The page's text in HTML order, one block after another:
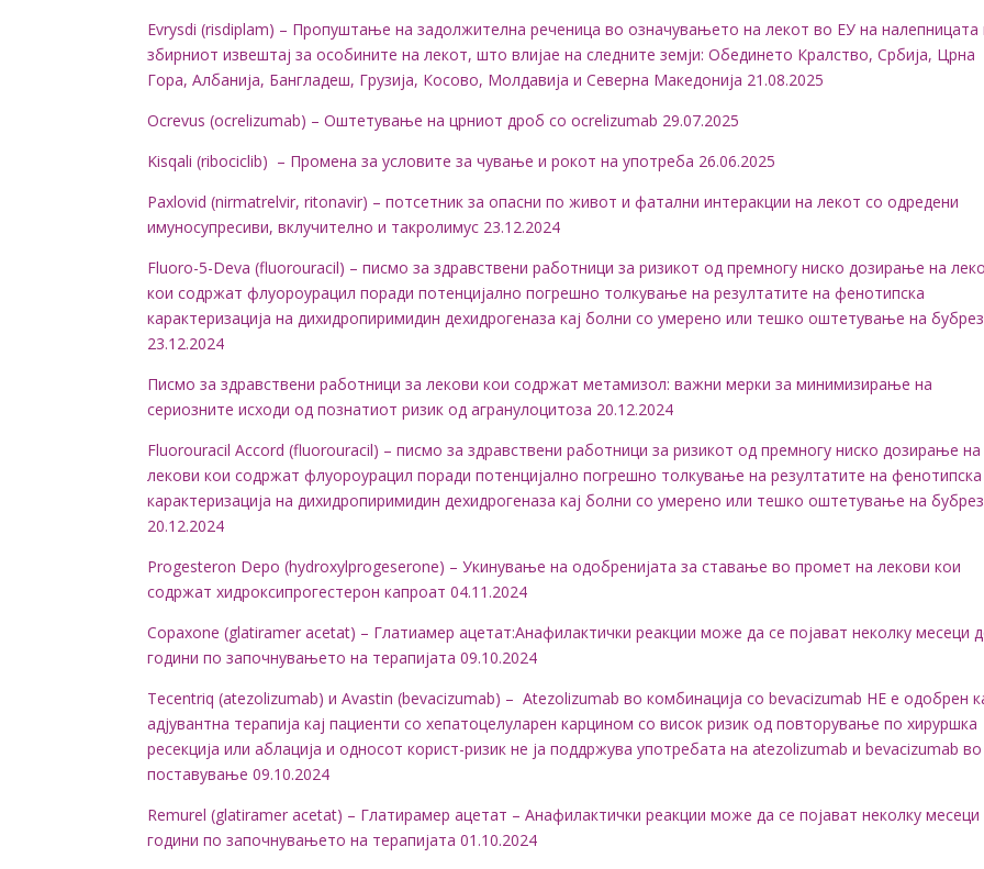
Evrysdi (risdiplam) – Пропуштање на задолжителна реченица во означувањето на лекот во ЕУ на налепницата
збирниот извештај за особините на лекот, што влијае на следните земји: Обединето Кралство, Србија, Црна
Гора, Албанија, Бангладеш, Грузија, Косово, Молдавија и Северна Македонија 21.08.2025
Ocrevus (ocrelizumab) – Оштетување на црниот дроб со ocrelizumab 29.07.2025
Kisqali (ribociclib) – Промена за условите за чување и рокот на употреба 26.06.2025
Paxlovid (nirmatrelvir, ritonavir) – потсетник за опасни по живот и фатални интеракции на лекот со одредени
имуносупресиви, вклучително и такролимус 23.12.2024
Fluoro-5-Deva (fluorouracil) – писмо за здравствени работници за ризикот од премногу ниско дозирање на
кои содржат флуороурацил поради потенцијално погрешно толкување на резултатите на фенотипска
карактеризација на дихидропиримидин дехидрогеназа кај болни со умерено или тешко оштетување на
23.12.2024
Писмо за здравствени работници за лекови кои содржат метамизол: важни мерки за минимизирање на
сериозните исходи од познатиот ризик од агранулоцитоза 20.12.2024
Fluorouracil Accord (fluorouracil) – писмо за здравствени работници за ризикот од премногу ниско дозирање на
лекови кои содржат флуороурацил поради потенцијално погрешно толкување на резултатите на фенотипска
карактеризација на дихидропиримидин дехидрогеназа кај болни со умерено или тешко оштетување на
20.12.2024
Progesteron Depo (hydroxylprogeserone) – Укинување на одобренијата за ставање во промет на лекови кои
содржат хидроксипрогестерон капроат 04.11.2024
Copaxone (glatiramer acetat) – Глатиамер ацетат:Анафилактички реакции може да се појават неколку месеци
години по започнувањето на терапијата 09.10.2024
Tecentriq (atezolizumab) и Avastin (bevacizumab) – Atezolizumab во комбинација со bevacizumab НЕ е одобрен
адјувантна терапија кај пациенти со хепатоцелуларен карцином со висок ризик од повторување по хируршка
ресекција или аблација и односот корист-ризик не ја поддржува употребата на atezolizumab и bevacizumab
поставување 09.10.2024
Remurel (glatiramer acetat) – Глатирамер ацетат – Анафилактички реакции може да се појават неколку месеци
години по започнувањето на терапијата 01.10.2024